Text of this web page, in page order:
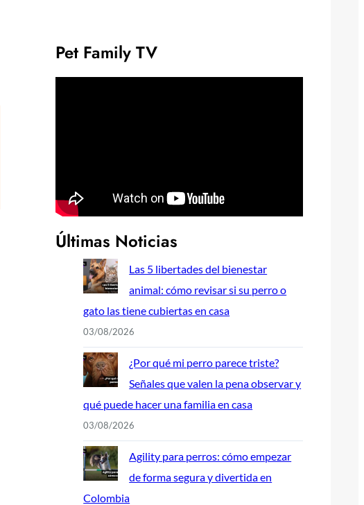
Pet Family TV
Últimas Noticias
Las 5 libertades del bienestar
animal: cómo revisar si su perro o
gato las tiene cubiertas en casa
03/08/2026
¿Por qué mi perro parece triste?
Señales que valen la pena observar y
qué puede hacer una familia en casa
03/08/2026
Agility para perros: cómo empezar
de forma segura y divertida en
Colombia